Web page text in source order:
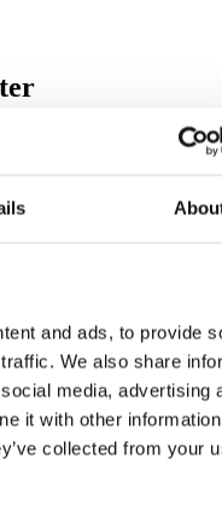
and ads, to provide
We also share
media, advertising
it with other
collected from your